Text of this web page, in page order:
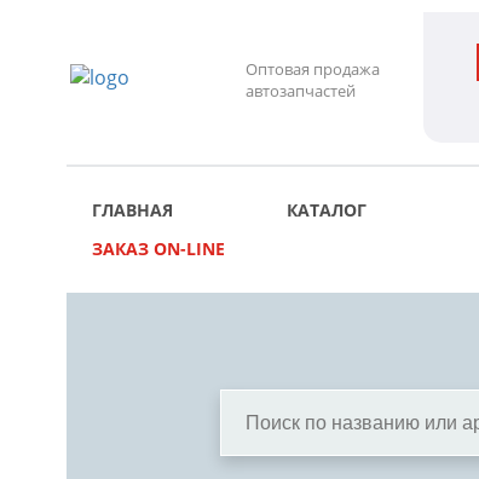
Оптовая продажа
автозапчастей
ГЛАВНАЯ КАТАЛОГ
ЗАКАЗ ON-LINE